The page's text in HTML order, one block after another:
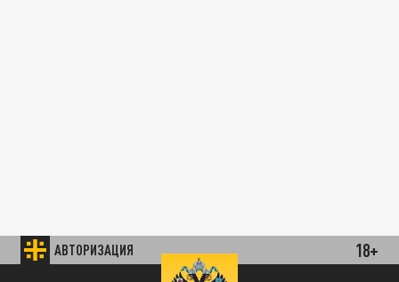
АВТОРИЗАЦИЯ 18+
ПОЛИТИКА